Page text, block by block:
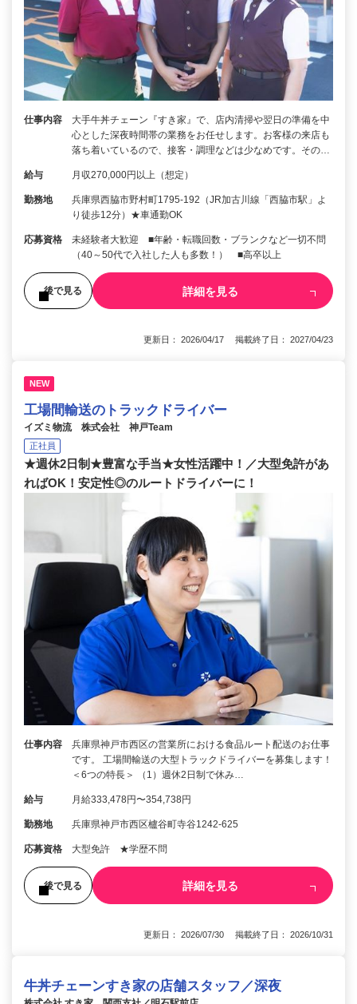
仕事内容
大手牛丼チェーン『すき家』で、店内清掃や翌日の準備を中
心とした深夜時間帯の業務をお任せします。お客様の来店も
落ち着いているので、接客・調理などは少なめです。その…
給与 月収270,000円以上（想定）
勤務地
兵庫県西脇市野村町1795-192（JR加古川線「西脇市駅」よ
り徒歩12分）★車通勤OK
応募資格
未経験者大歓迎 ■年齢・転職回数・ブランクなど一切不問
（40～50代で入社した人も多数！） ■高卒以上
後で見る 詳細を見る
更新日： 2026/04/17 掲載終了日： 2027/04/23
NEW
工場間輸送のトラックドライバー
イズミ物流 株式会社 神戸Team
正社員
★週休2日制★豊富な手当★女性活躍中！／大型免許があ
ればOK！安定性◎のルートドライバーに！
仕事内容
兵庫県神戸市西区の営業所における食品ルート配送のお仕事
です。 工場間輸送の大型トラックドライバーを募集します！
＜6つの特長＞ （1）週休2日制で休み…
給与 月給333,478円〜354,738円
勤務地 兵庫県神戸市西区櫨谷町寺谷1242-625
応募資格 大型免許 ★学歴不問
後で見る 詳細を見る
更新日： 2026/07/30 掲載終了日： 2026/10/31
牛丼チェーンすき家の店舗スタッフ／深夜